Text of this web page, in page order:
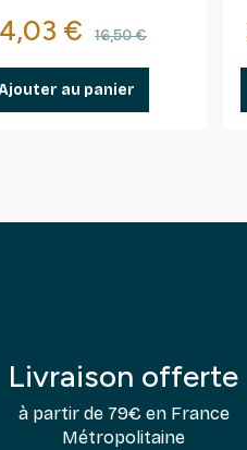
€ Prix de base
16,50 €
au panier
Livraison offerte
à partir de 79€ en France
Métropolitaine